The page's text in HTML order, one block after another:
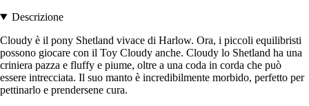
Descrizione
Cloudy è il pony Shetland vivace di Harlow. Ora, i piccoli equilibristi
possono giocare con il Toy Cloudy anche. Cloudy lo Shetland ha una
criniera pazza e fluffy e piume, oltre a una coda in corda che può
essere intrecciata. Il suo manto è incredibilmente morbido, perfetto per
pettinarlo e prendersene cura.